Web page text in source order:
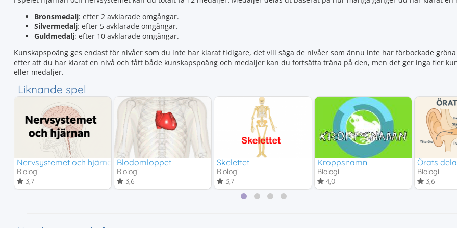
Bronsmedalj: efter 2 avklarade omgångar.
Silvermedalj: efter 5 avklarade omgångar.
Guldmedalj: efter 10 avklarade omgångar.
Kunskapspoäng ges endast för nivåer som du inte har klarat tidigare, det vill säga de nivåer som ännu inte har förbockade
efter att du har klarat en nivå och fått både kunskapspoäng och medaljer kan du fortsätta träna på den, men det ger inga fler
eller medaljer.
Liknande spel
Nervsystemet och hjärnan
Biologi
3,7
Blodomloppet
Biologi
3,6
Skelettet
Biologi
3,7
Kroppsnamn
Biologi
4,0
Örats
Biologi
3,6